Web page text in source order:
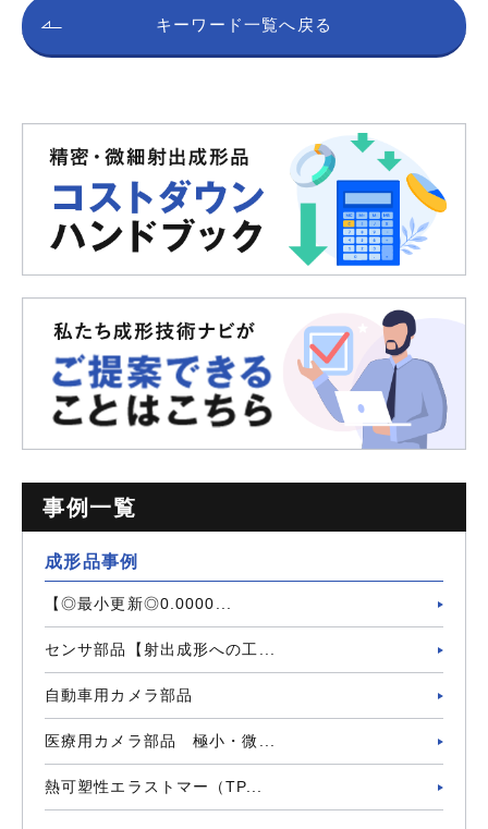
キーワード一覧へ戻る
事例一覧
成形品事例
【◎最小更新◎0.0000...
センサ部品【射出成形への工...
自動車用カメラ部品
医療用カメラ部品 極小・微...
熱可塑性エラストマー（TP...